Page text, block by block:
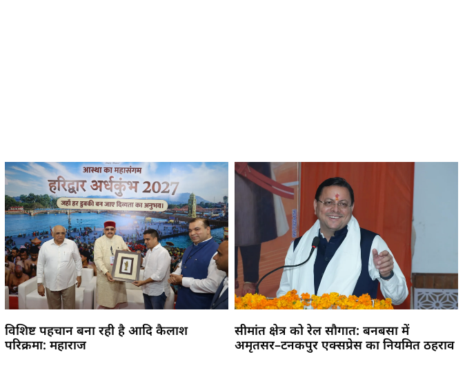
विशिष्ट पहचान बना रही है आदि कैलाश
परिक्रमा: महाराज
सीमांत क्षेत्र को रेल सौगात: बनबसा में
अमृतसर–टनकपुर एक्सप्रेस का नियमित ठहराव